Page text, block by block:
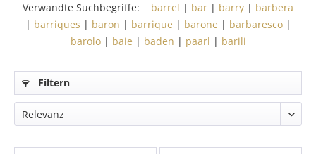
Verwandte Suchbegriffe:
barrel | bar | barry | barbera
| barriques | baron | barrique | barone | barbaresco|
barolo| baie | baden | paarl | barili
Filtern